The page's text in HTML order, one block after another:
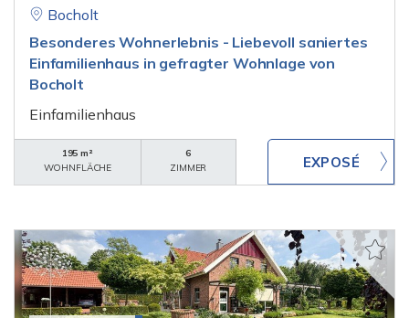
Bocholt
Besonderes Wohnerlebnis - Liebevoll saniertes
Einfamilienhaus in gefragter Wohnlage von
Bocholt
Einfamilienhaus
195 m²
WOHNFLÄCHE
6
ZIMMER